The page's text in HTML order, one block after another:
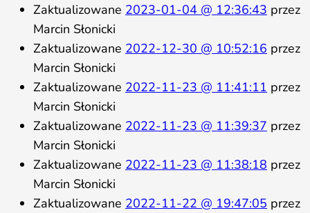
Zaktualizowane 2023-01-04 @ 12:36:43 przez
Marcin Słonicki
Zaktualizowane 2022-12-30 @ 10:52:16 przez
Marcin Słonicki
Zaktualizowane 2022-11-23 @ 11:41:11 przez
Marcin Słonicki
Zaktualizowane 2022-11-23 @ 11:39:37 przez
Marcin Słonicki
Zaktualizowane 2022-11-23 @ 11:38:18 przez
Marcin Słonicki
Zaktualizowane 2022-11-22 @ 19:47:05 przez